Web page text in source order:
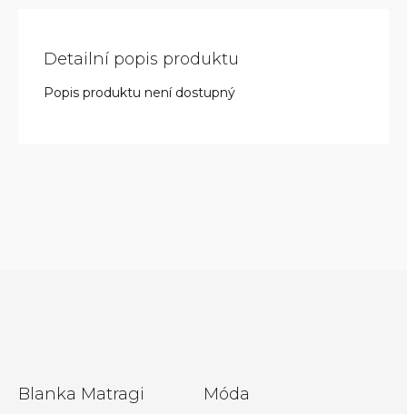
Detailní popis produktu
Popis produktu není dostupný
Blanka Matragi Móda